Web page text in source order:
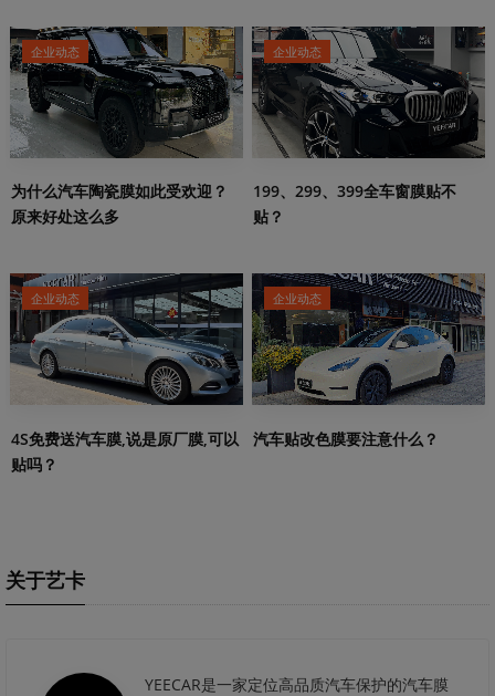
企业动态
为什么汽车陶瓷膜如此受欢迎？
原来好处这么多
企业动态
199、299、399全车窗膜贴不
贴？
企业动态
4S免费送汽车膜,说是原厂膜,可以
贴吗？
企业动态
汽车贴改色膜要注意什么？
关于艺卡
YEECAR是一家定位高品质汽车保护的汽车膜